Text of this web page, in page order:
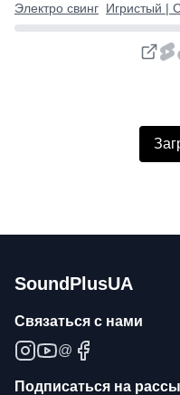
Электро свинг Игристый |
SoundPlusUA
Связаться с нами
@
Подписаться на